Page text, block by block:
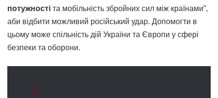
потужності та мобільність збройних сил між країнами”,
аби відбити можливий російський удар. Допомогти в
цьому може спільність дій України та Європи у сфері
безпеки та оборони.